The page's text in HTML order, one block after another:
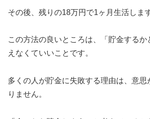
その後、残りの18万円で1ヶ月生活します
この方法の良いところは、「貯金する
えなくていいことです。
多くの人が貯金に失敗する理由は、意思
りません。